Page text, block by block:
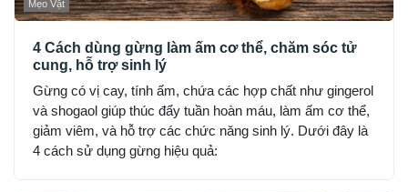
Mẹo Vặt
4 Cách dùng gừng làm ấm cơ thể, chăm sóc tử
cung, hỗ trợ sinh lý
Gừng có vị cay, tính ấm, chứa các hợp chất như gingerol
và shogaol giúp thúc đẩy tuần hoàn máu, làm ấm cơ thể,
giảm viêm, và hỗ trợ các chức năng sinh lý. Dưới đây là
4 cách sử dụng gừng hiệu quả: